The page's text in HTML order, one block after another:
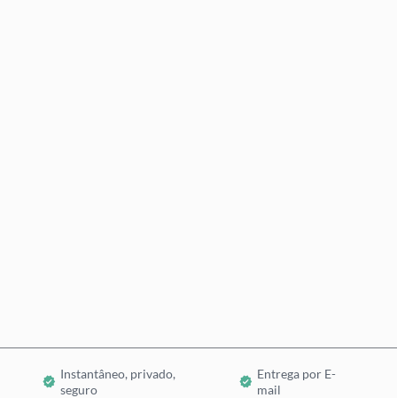
Instantâneo, privado,
seguro
Entrega por E-
mail